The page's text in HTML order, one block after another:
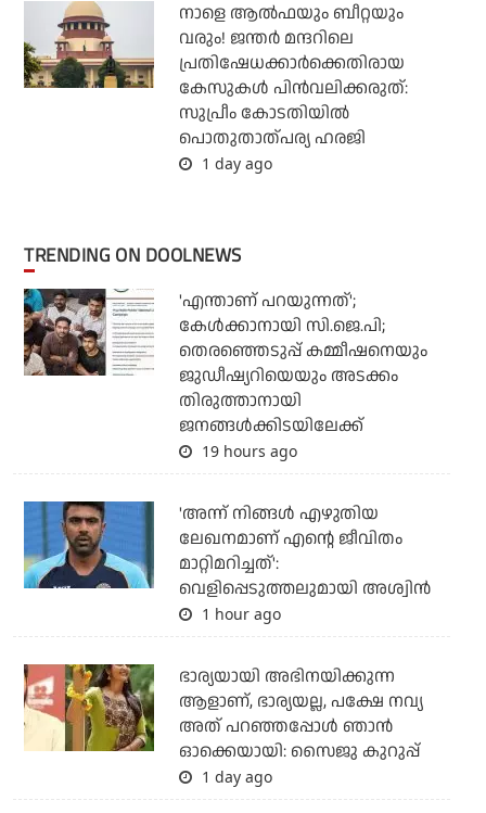
നാളെ ആല്‍ഫയും ബീറ്റയും
വരും! ജന്തര്‍ മന്ദറിലെ
പ്രതിഷേധക്കാര്‍ക്കെതിരായ
കേസുകള്‍ പിന്‍വലിക്കരുത്:
സുപ്രീം കോടതിയില്‍
പൊതുതാത്പര്യ ഹരജി
1 day ago
TRENDING ON DOOLNEWS
'എന്താണ് പറയുന്നത്';
കേള്‍ക്കാനായി സി.ജെ.പി;
തെരഞ്ഞെടുപ്പ് കമ്മീഷനെയും
ജുഡീഷ്യറിയെയും അടക്കം
തിരുത്താനായി
ജനങ്ങള്‍ക്കിടയിലേക്ക്
19 hours ago
'അന്ന് നിങ്ങള്‍ എഴുതിയ
ലേഖനമാണ് എന്റെ ജീവിതം
മാറ്റിമറിച്ചത്':
വെളിപ്പെടുത്തലുമായി അശ്വിന്‍
1 hour ago
ഭാര്യയായി അഭിനയിക്കുന്ന
ആളാണ്, ഭാര്യയല്ല, പക്ഷേ നവ്യ
അത് പറഞ്ഞപ്പോള്‍ ഞാന്‍
ഓക്കെയായി: സൈജു കുറുപ്പ്
1 day ago